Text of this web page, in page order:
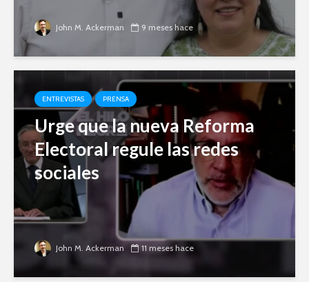
John M. Ackerman 9 meses hace
ENTREVISTAS PRENSA
Urge que la nueva Reforma
Electoral regule las redes
sociales
John M. Ackerman 11 meses hace